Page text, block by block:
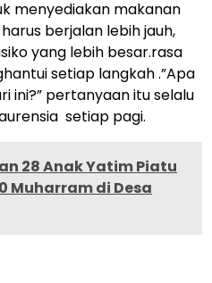
menyediakan makanan
berjalan lebih jauh,
yang lebih besar.rasa
setiap langkah .”Apa
ini?” pertanyaan itu selalu
setiap pagi.
28 Anak Yatim Piatu
Muharram di Desa